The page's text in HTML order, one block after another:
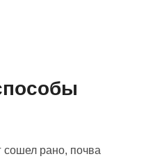
сошел рано, почва